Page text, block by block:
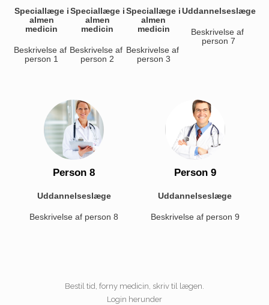
Speciallæge i
almen
medicin
Beskrivelse af
person 1
Speciallæge i
almen
medicin
Beskrivelse af
person 2
Speciallæge i
almen
medicin
Beskrivelse af
person 3
Uddannelseslæge
Beskrivelse af
person 7
Person 8
Uddannelseslæge
Beskrivelse af person 8
Person 9
Uddannelseslæge
Beskrivelse af person 9
Bestil tid, forny medicin, skriv til lægen.
Login herunder